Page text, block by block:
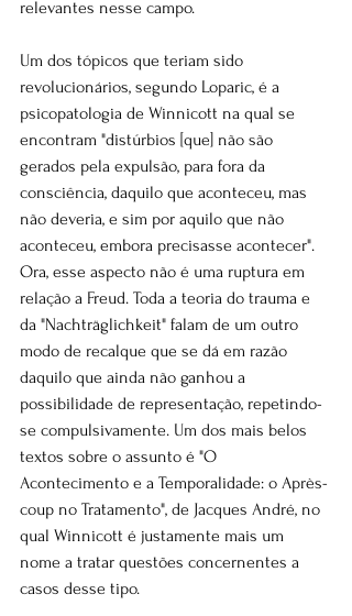
relevantes nesse campo.
Um dos tópicos que teriam sido
revolucionários, segundo Loparic, é a
psicopatologia de Winnicott na qual se
encontram "distúrbios [que] não são
gerados pela expulsão, para fora da
consciência, daquilo que aconteceu, mas
não deveria, e sim por aquilo que não
aconteceu, embora precisasse acontecer".
Ora, esse aspecto não é uma ruptura em
relação a Freud. Toda a teoria do trauma e
da "Nachträglichkeit" falam de um outro
modo de recalque que se dá em razão
daquilo que ainda não ganhou a
possibilidade de representação, repetindo-
se compulsivamente. Um dos mais belos
textos sobre o assunto é "O
Acontecimento e a Temporalidade: o Après-
coup no Tratamento", de Jacques André, no
qual Winnicott é justamente mais um
nome a tratar questões concernentes a
casos desse tipo.